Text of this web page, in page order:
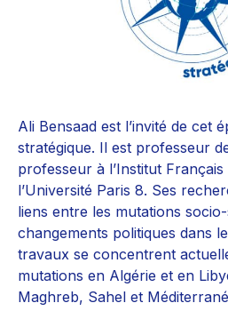
Ali Bensaad est l’invité de cet
stratégique. Il est professeur
professeur à l’Institut
l’Université Paris 8. Ses
liens entre les mutations
changements politiques dans
travaux se concentrent
mutations en Algérie et en
Maghreb, Sahel et